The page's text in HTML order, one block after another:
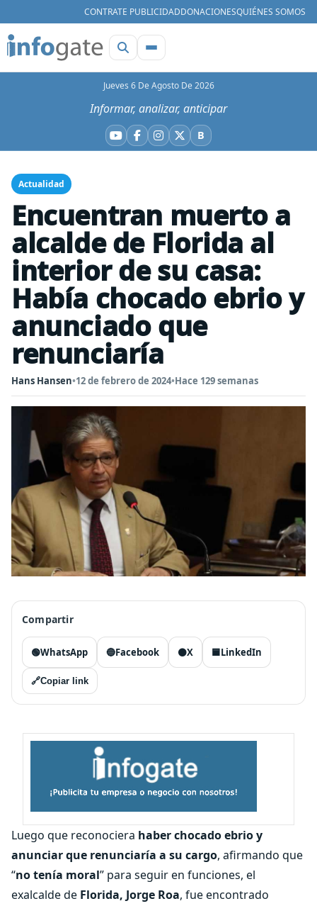
CONTRATE PUBLICIDADDONACIONESQUIÉNES SOMOS
Jueves 6 De Agosto De 2026
Informar, analizar, anticipar
YouTube
Facebook
Instagram
X BBluesky
Actualidad
Encuentran muerto a
alcalde de Florida al
interior de su casa:
Había chocado ebrio y
anunciado que
renunciaría
Hans Hansen•12 de febrero de 2024•Hace 129 semanas
Compartir
🟢WhatsApp 🔵Facebook ⚫X 🟦LinkedIn
🔗Copiar link
Luego que reconociera haber chocado ebrio y
anunciar que renunciaría a su cargo, afirmando que
“no tenía moral” para seguir en funciones, el
exalcalde de Florida, Jorge Roa, fue encontrado